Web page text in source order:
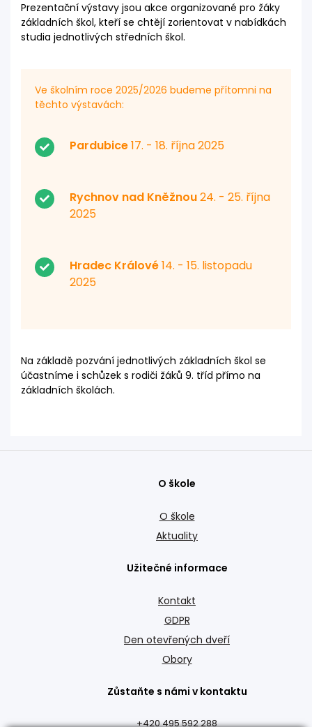
Prezentační výstavy jsou akce organizované pro žáky
základních škol, kteří se chtějí zorientovat v nabídkách
studia jednotlivých středních škol.
Ve školním roce 2025/2026 budeme přítomni na
těchto výstavách:
Pardubice17. - 18. října 2025
Rychnov nad Kněžnou24. - 25. října
2025
Hradec Králové14. - 15. listopadu
2025
Na základě pozvání jednotlivých základních škol se
účastníme i schůzek s rodiči žáků 9. tříd přímo na
základních školách.
O škole
O škole
Aktuality
Užitečné informace
Kontakt
GDPR
Den otevřených dveří
Obory
Zůstaňte s námi v kontaktu
+420 495 592 288